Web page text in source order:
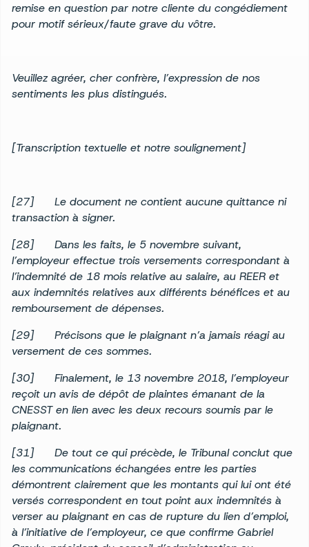
remise en question par notre cliente du congédiement
pour motif sérieux/faute grave du vôtre.
Veuillez agréer, cher confrère, l’expression de nos
sentiments les plus distingués.
[Transcription textuelle et notre soulignement]
[27]
Le document ne contient aucune quittance ni
transaction à signer.
[28]
Dans les faits, le 5 novembre suivant,
l’employeur effectue trois versements correspondant à
l’indemnité de 18 mois relative au salaire, au REER et
aux indemnités relatives aux différents bénéfices et au
remboursement de dépenses.
[29]
Précisons que le plaignant n’a jamais réagi au
versement de ces sommes.
[30]
Finalement, le 13 novembre 2018, l’employeur
reçoit un avis de dépôt de plaintes émanant de la
CNESST en lien avec les deux recours soumis par le
plaignant.
[31]
De tout ce qui précède, le Tribunal conclut que
les communications échangées entre les parties
démontrent clairement que les montants qui lui ont été
versés correspondent en tout point aux indemnités à
verser au plaignant en cas de rupture du lien d’emploi,
à l’initiative de l’employeur, ce que confirme Gabriel